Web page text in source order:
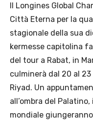
Il Longines Global
Città Eterna per la
stagionale della sua
kermesse capitolina
del tour a Rabat, in
culminerà dal 20 al
Riyad. Un
all’ombra del
mondiale